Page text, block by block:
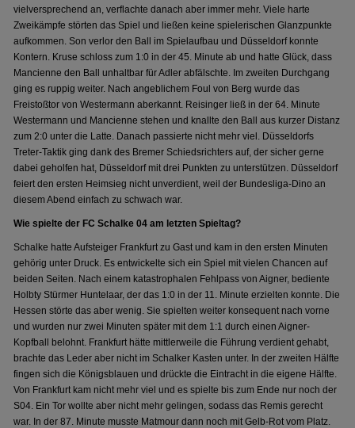
vielversprechend an, verflachte danach aber immer mehr. Viele harte
Zweikämpfe störten das Spiel und ließen keine spielerischen Glanzpunkte
aufkommen. Son verlor den Ball im Spielaufbau und Düsseldorf konnte
Kontern. Kruse schloss zum 1:0 in der 45. Minute ab und hatte Glück, dass
Mancienne den Ball unhaltbar für Adler abfälschte. Im zweiten Durchgang
ging es ruppig weiter. Nach angeblichem Foul von Berg wurde das
Freistoßtor von Westermann aberkannt. Reisinger ließ in der 64. Minute
Westermann und Mancienne stehen und knallte den Ball aus kurzer Distanz
zum 2:0 unter die Latte. Danach passierte nicht mehr viel. Düsseldorfs
Treter-Taktik ging dank des Bremer Schiedsrichters auf, der sicher gerne
dabei geholfen hat, Düsseldorf mit drei Punkten zu unterstützen. Düsseldorf
feiert den ersten Heimsieg nicht unverdient, weil der Bundesliga-Dino an
diesem Abend einfach zu schwach war.
Wie spielte der FC Schalke 04 am letzten Spieltag?
Schalke hatte Aufsteiger Frankfurt zu Gast und kam in den ersten Minuten
gehörig unter Druck. Es entwickelte sich ein Spiel mit vielen Chancen auf
beiden Seiten. Nach einem katastrophalen Fehlpass von Aigner, bediente
Holbty Stürmer Huntelaar, der das 1:0 in der 11. Minute erzielten konnte. Die
Hessen störte das aber wenig. Sie spielten weiter konsequent nach vorne
und wurden nur zwei Minuten später mit dem 1:1 durch einen Aigner-
Kopfball belohnt. Frankfurt hätte mittlerweile die Führung verdient gehabt,
brachte das Leder aber nicht im Schalker Kasten unter. In der zweiten Hälfte
fingen sich die Königsblauen und drückte die Eintracht in die eigene Hälfte.
Von Frankfurt kam nicht mehr viel und es spielte bis zum Ende nur noch der
S04. Ein Tor wollte aber nicht mehr gelingen, sodass das Remis gerecht
war. In der 87. Minute musste Matmour dann noch mit Gelb-Rot vom Platz.